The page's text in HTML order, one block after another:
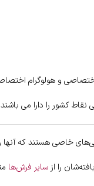
خاصی هستند که آنها
را از سایر فرش‌ها